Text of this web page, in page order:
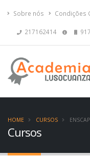
Sobre nós Condições
217162414
Cursos
HOME CURSOS